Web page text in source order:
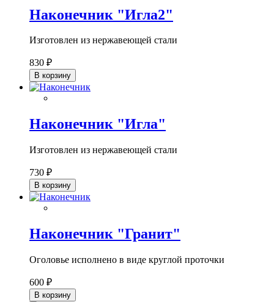
Наконечник "Игла2"
Изготовлен из нержавеющей стали
830 ₽
В корзину
Наконечник "Игла"
Изготовлен из нержавеющей стали
730 ₽
В корзину
Наконечник "Гранит"
Оголовье исполнено в виде круглой проточки
600 ₽
В корзину